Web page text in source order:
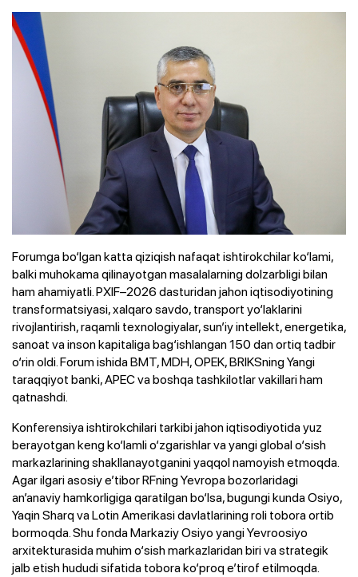
Forumga bo‘lgan katta qiziqish nafaqat ishtirokchilar ko‘lami,
balki muhokama qilinayotgan masalalarning dolzarbligi bilan
ham ahamiyatli. PXIF–2026 dasturidan jahon iqtisodiyotining
transformatsiyasi, xalqaro savdo, transport yo‘laklarini
rivojlantirish, raqamli texnologiyalar, sun’iy intellekt, energetika,
sanoat va inson kapitaliga bag‘ishlangan 150 dan ortiq tadbir
o‘rin oldi. Forum ishida BMT, MDH, OPEK, BRIKSning Yangi
taraqqiyot banki, APEC va boshqa tashkilotlar vakillari ham
qatnashdi.
Konferensiya ishtirokchilari tarkibi jahon iqtisodiyotida yuz
berayotgan keng ko‘lamli o‘zgarishlar va yangi global o‘sish
markazlarining shakllanayotganini yaqqol namoyish etmoqda.
Agar ilgari asosiy e’tibor RFning Yevropa bozorlaridagi
an’anaviy hamkorligiga qaratilgan bo‘lsa, bugungi kunda Osiyo,
Yaqin Sharq va Lotin Amerikasi davlatlarining roli tobora ortib
bormoqda. Shu fonda Markaziy Osiyo yangi Yevroosiyo
arxitekturasida muhim o‘sish markazlaridan biri va strategik
jalb etish hududi sifatida tobora ko‘proq e’tirof etilmoqda.